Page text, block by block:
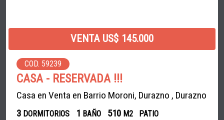
VENTA US$ 145.000
COD. 59239
CASA - RESERVADA !!!
Casa en Venta en Barrio Moroni, Durazno , Durazno
3 DORMITORIOS 1 BAÑO 510 M2
PATIO